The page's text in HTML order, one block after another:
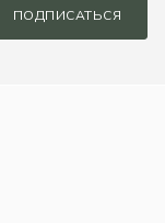
ПОДПИСАТЬСЯ